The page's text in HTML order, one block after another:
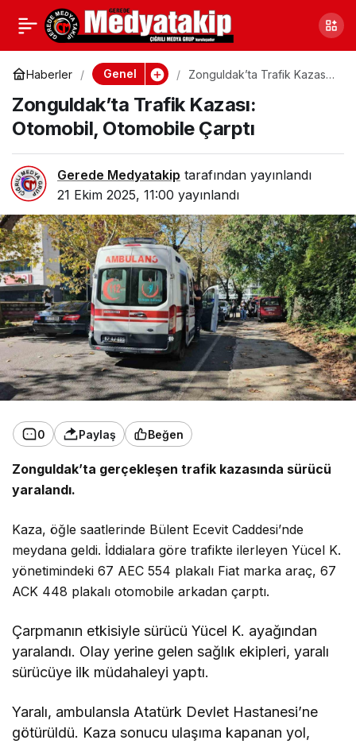
Haberler Genel
Zonguldak’ta Trafik Kazası:
Zonguldak’ta Trafik Kazası:
Otomobil, Otomobile Çarptı
Gerede Medyatakip tarafından yayınlandı
21 Ekim 2025, 11:00 yayınlandı
0 Paylaş Beğen
Zonguldak’ta gerçekleşen trafik kazasında sürücü
yaralandı.
Kaza, öğle saatlerinde Bülent Ecevit Caddesi’nde
meydana geldi. İddialara göre trafikte ilerleyen Yücel K.
yönetimindeki 67 AEC 554 plakalı Fiat marka araç, 67
ACK 448 plakalı otomobile arkadan çarptı.
Çarpmanın etkisiyle sürücü Yücel K. ayağından
yaralandı. Olay yerine gelen sağlık ekipleri, yaralı
sürücüye ilk müdahaleyi yaptı.
Yaralı, ambulansla Atatürk Devlet Hastanesi’ne
götürüldü. Kaza sonucu ulaşıma kapanan yol,
Bilecik’te Huzur ve
Güven Uygulaması
Yapıldı
Paylaş